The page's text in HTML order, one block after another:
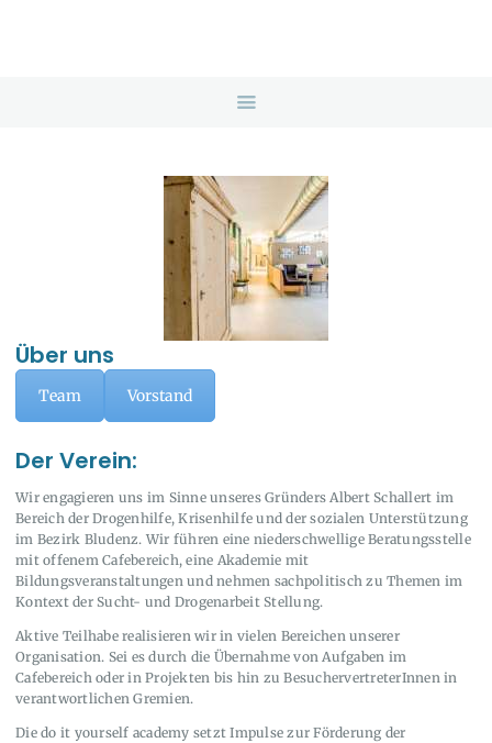
KONTAKTDATEN
ONLINEBERATUNG
Über uns
Team Vorstand
Der Verein:
Wir engagieren uns im Sinne unseres Gründers Albert Schallert im
Bereich der Drogenhilfe, Krisenhilfe und der sozialen Unterstützung
im Bezirk Bludenz. Wir führen eine niederschwellige Beratungsstelle
mit offenem Cafebereich, eine Akademie mit
Bildungsveranstaltungen und nehmen sachpolitisch zu Themen im
Kontext der Sucht- und Drogenarbeit Stellung.
Aktive Teilhabe realisieren wir in vielen Bereichen unserer
Organisation. Sei es durch die Übernahme von Aufgaben im
Cafebereich oder in Projekten bis hin zu BesuchervertreterInnen in
verantwortlichen Gremien.
Die do it yourself academy setzt Impulse zur Förderung der